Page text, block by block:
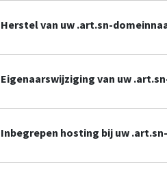
Herstel van uw .art.sn-
Eigenaarswijziging van uw
Inbegrepen hosting bij uw